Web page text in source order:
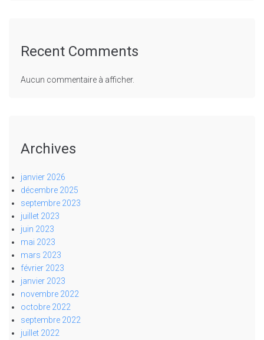
Recent Comments
Aucun commentaire à afficher.
Archives
janvier 2026
décembre 2025
septembre 2023
juillet 2023
juin 2023
mai 2023
mars 2023
février 2023
janvier 2023
novembre 2022
octobre 2022
septembre 2022
juillet 2022